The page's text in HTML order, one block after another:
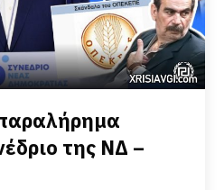
της ΝΔ –